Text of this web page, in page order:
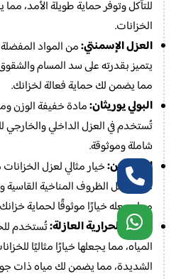
للتآكل وتوفر حماية طويلة الأمد، مما
الخزانات.
العزل الإسمنتي:من المواد
يتميز بقدرته على سد المسام
مما يضمن لك حماية فعالة لخزانك.
البولي يوريثان:مادة خفيفة الوزن
تُستخدم في العزل الداخلي
شاملة وموثوقة.
البيتومين:خيار مثالي لعزل
على تحمل الظروف المناخية القاسية
مما يجعله خيارًا موثوقًا لحماية
المواد الحرارية العازلة:تُستخدم
المياه، مما يجعلها خيارًا مثاليًا
الشديدة، مما يضمن لك مياه ذات